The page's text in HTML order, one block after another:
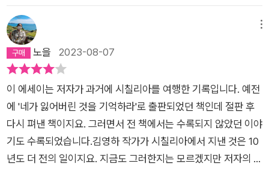
을것 같은 여행의 참 맛이었고 그 여운이 참 넓고도 깊었다!그래
서인지 에필로그에서 작가의 아내가 ˝난 좀 다른 사람이 된것 같
다!˝는 표현은 어쩌면 준비만 해오던, 어쩌면 막연히 꿈꿔오던 여
행에 대한 진정한 대답인지 모르겠다!˝부인! 천천히 하시지요! 날
발견하는 행복한 일상을, 또 다른 나를 만드는 멋진 여행을 떠나
고 싶어진다! 내 마음속 어딘가에서 상처받아 깊이 파묻혀 잠들어
있을지 모를 어린 예술가와 함께!^*^
노을 2023-08-07
이 에세이는 저자가 과거에 시칠리아를 여행한 기록입니다. 예전
에 '네가 잃어버린 것을 기억하라'로 출판되었던 책인데 절판 후
다시 펴낸 책이지요. 그러면서 전 책에서는 수록되지 않았던 이야
기도 수록되었습니다.김영하 작가가 시칠리아에서 지낸 것은 10
년도 더 전의 일이지요. 지금도 그러한지는 모르겠지만 저자의 눈